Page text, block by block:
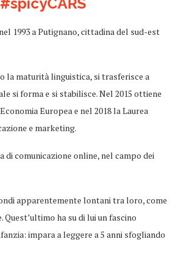
1993 a Putignano, cittadina del sud-est
la maturità linguistica, si trasferisce a
si forma e si stabilisce. Nel 2015 ottiene
Europea e nel 2018 la Laurea
e marketing.
di comunicazione online, nel campo dei
apparentemente lontani tra loro, come
Quest’ultimo ha su di lui un fascino
impara a leggere a 5 anni sfogliando